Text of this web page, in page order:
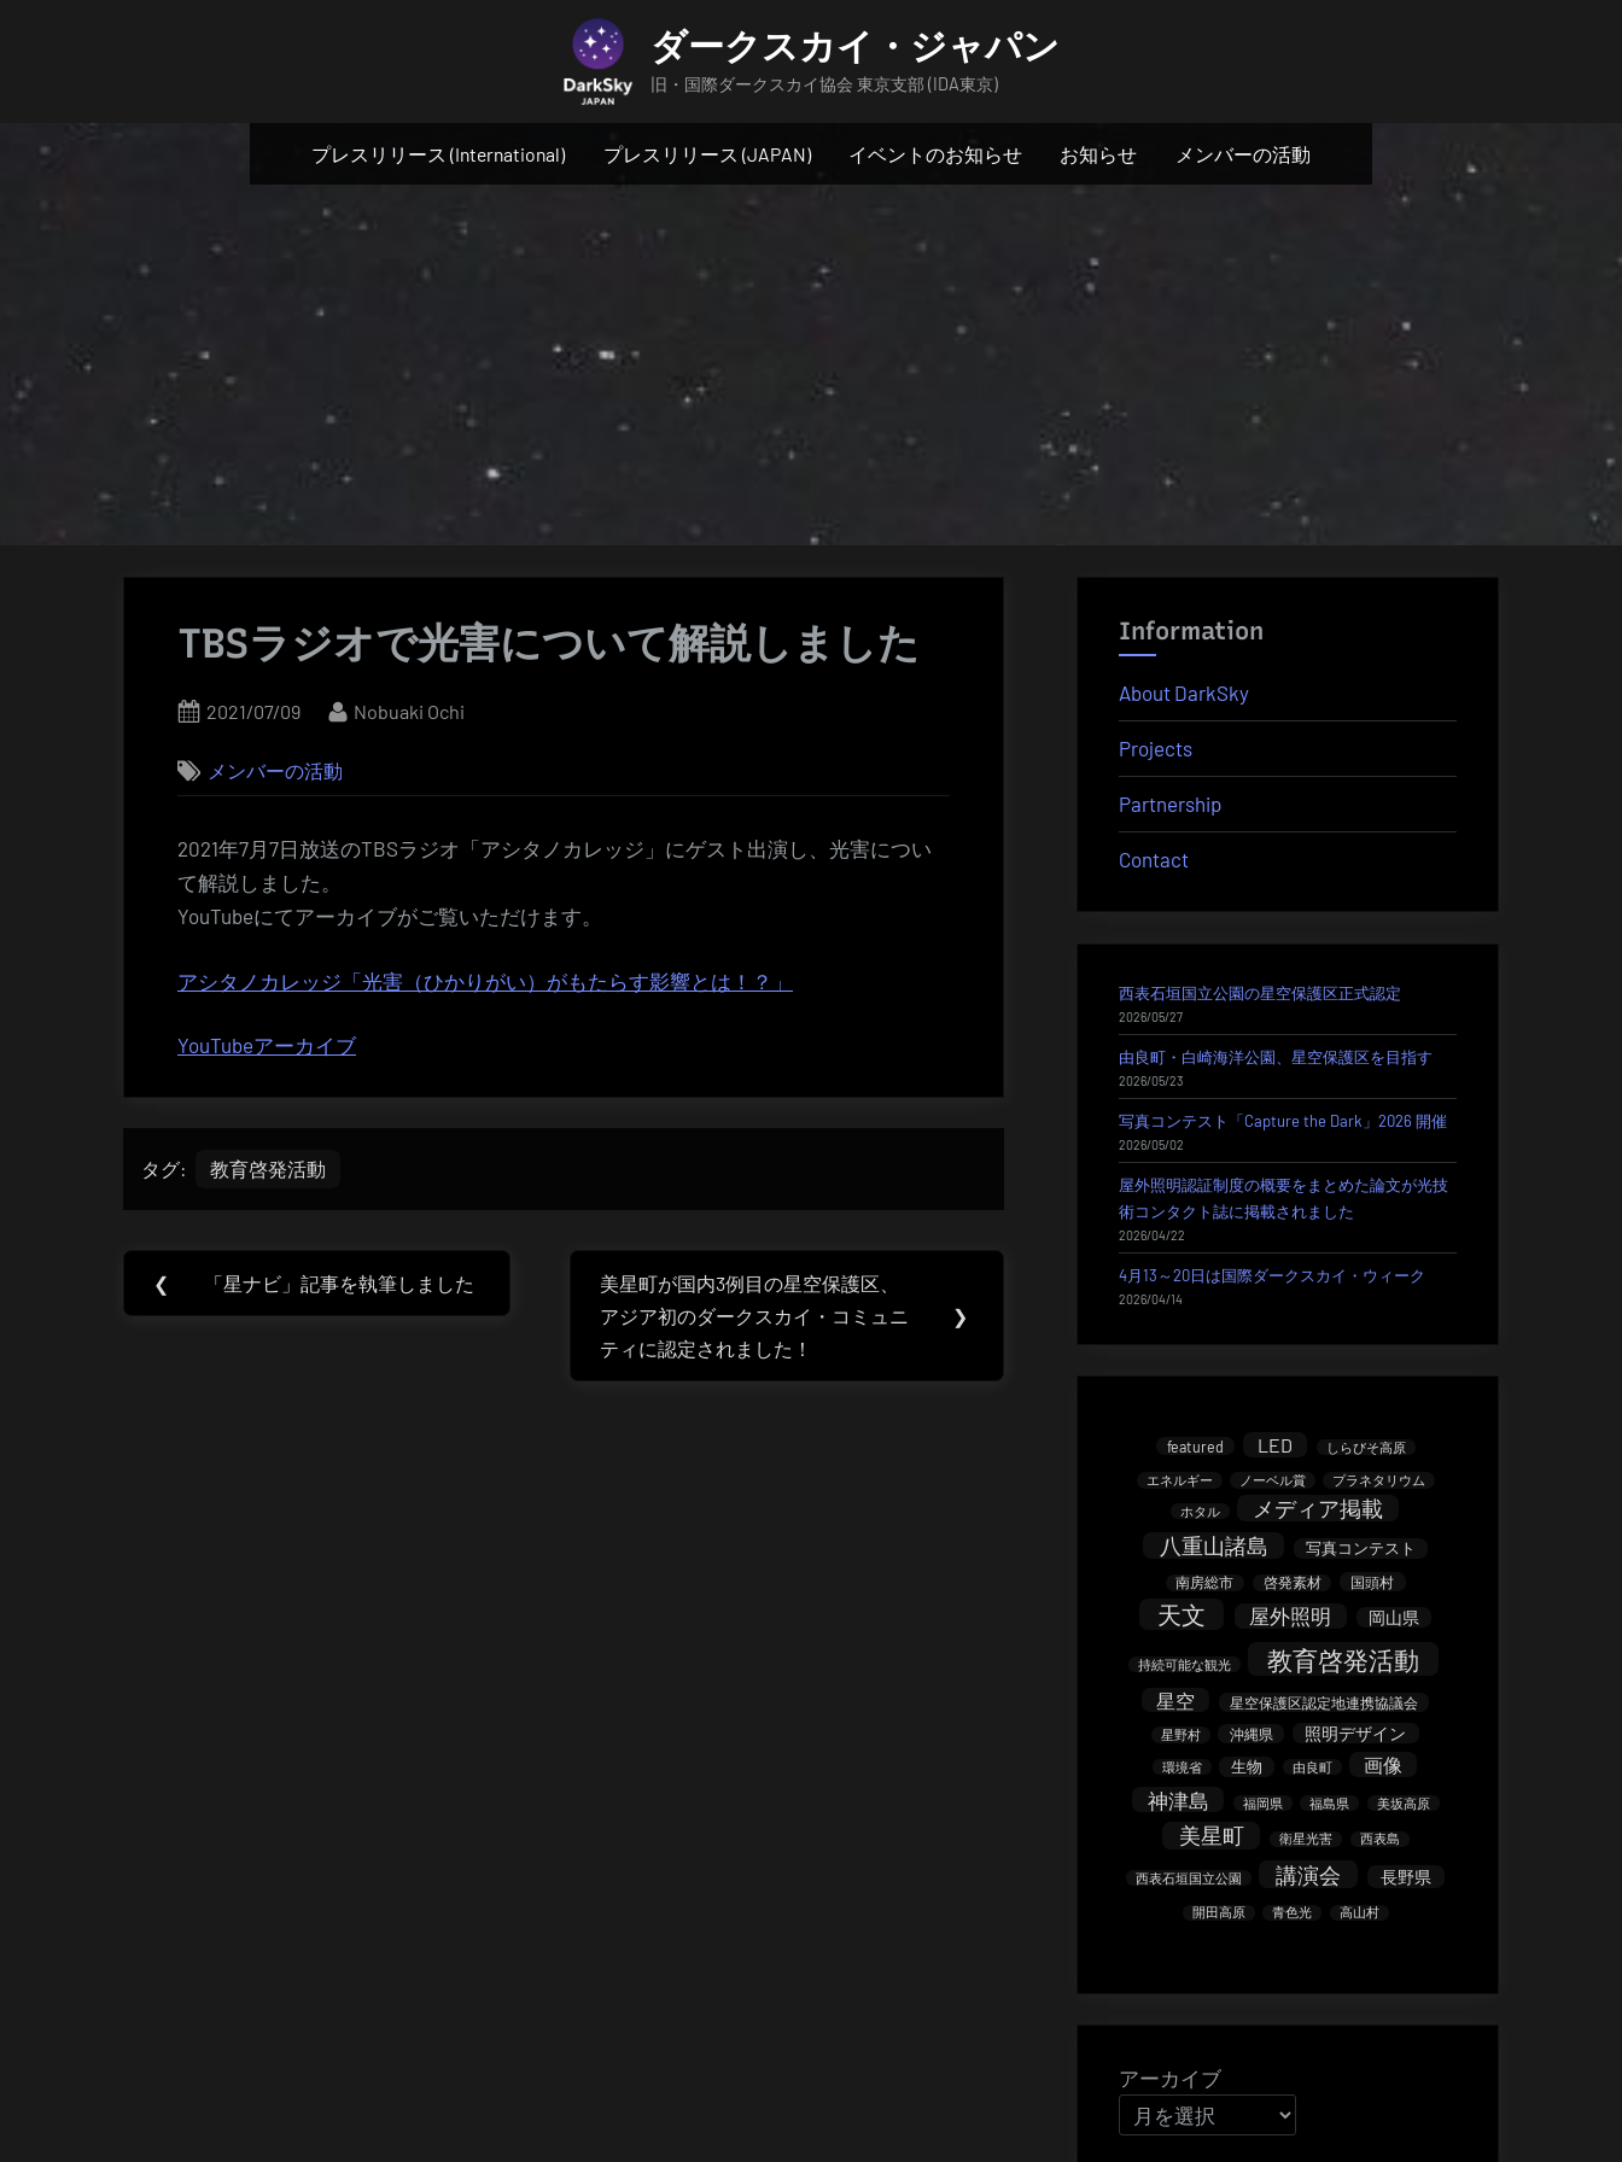
ダークスカイ・ジャパン
旧・国際ダークスカイ協会 東京支部 (IDA東京)
プレスリリース (International) プレスリリース (JAPAN) イベントのお知らせ お知らせ メンバーの活動
TBSラジオで光害について解説しました
Posted
2021/07/09 By
Nobuaki Ochi
メンバーの活動
2021年7月7日放送のTBSラジオ「アシタノカレッジ」にゲスト出演し、光害につい
て解説しました。
YouTubeにてアーカイブがご覧いただけます。
アシタノカレッジ「光害（ひかりがい）がもたらす影響とは！？」
YouTubeアーカイブ
タグ: 教育啓発活動
投
稿
❮
Previous
「星ナビ」記事を執筆しました
Next
Post:
美星町が国内3例目の星空保護区、
アジア初のダークスカイ・コミュニ
ティに認定されました！
❯
Information
About DarkSky
Projects
Partnership
Contact
西表石垣国立公園の星空保護区正式認定
2026/05/27
由良町・白崎海洋公園、星空保護区を目指す
2026/05/23
写真コンテスト「Capture the Dark」2026 開催
2026/05/02
屋外照明認証制度の概要をまとめた論文が光技
術コンタクト誌に掲載されました
2026/04/22
4月13～20日は国際ダークスカイ・ウィーク
2026/04/14
featured LED しらびそ高原
エネルギー ノーベル賞
プラネタリウム
ホタル
メディア掲載
八重山諸島
写真コンテスト
南房総市 啓発素材 国頭村
天文 屋外照明 岡山県
持続可能な観光 教育啓発活動
星空 星空保護区認定地連携協議会
星野村 沖縄県 照明デザイン
環境省 生物 由良町 画像
神津島 福岡県 福島県 美坂高原
美星町 衛星光害 西表島
西表石垣国立公園 講演会 長野県
開田高原 青色光 高山村
アーカイブ